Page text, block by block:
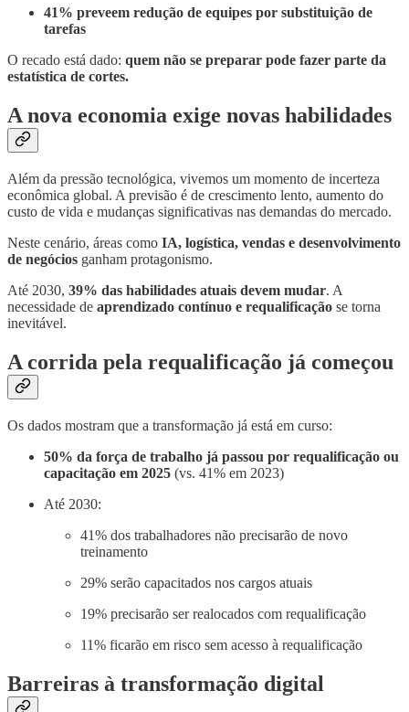
41% preveem redução de equipes por substituição de
tarefas
O recado está dado: quem não se preparar pode fazer parte da
estatística de cortes.
A nova economia exige novas habilidades
Além da pressão tecnológica, vivemos um momento de incerteza
econômica global. A previsão é de crescimento lento, aumento do
custo de vida e mudanças significativas nas demandas do mercado.
Neste cenário, áreas como IA, logística, vendas e desenvolvimento
de negócios ganham protagonismo.
Até 2030, 39% das habilidades atuais devem mudar. A
necessidade de aprendizado contínuo e requalificação se torna
inevitável.
A corrida pela requalificação já começou
Os dados mostram que a transformação já está em curso:
50% da força de trabalho já passou por requalificação ou
capacitação em 2025 (vs. 41% em 2023)
Até 2030:
41% dos trabalhadores não precisarão de novo
treinamento
29% serão capacitados nos cargos atuais
19% precisarão ser realocados com requalificação
11% ficarão em risco sem acesso à requalificação
Barreiras à transformação digital